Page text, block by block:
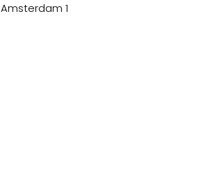
Amsterdam 1